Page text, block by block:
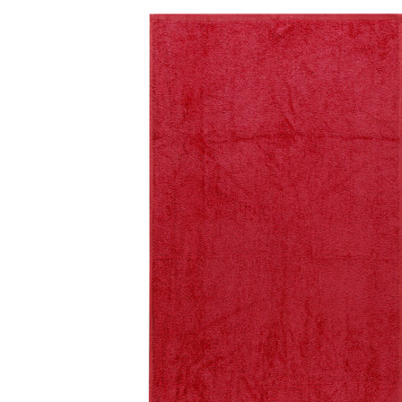
Autodoplnky do interiéru
Koberce do auta
Povinná a odporúčaná výbava
Alkohol testery
Nabíjačky a štartovacie boxy
Biela technika
Klimatizácie
Teplovzdušné ventilátory
Ventilátory
Zvlhčovače a čističky vzduchu
Malé spotrebiče
Kuchynské spotrebiče
Domáce pekárne
Elektrické kuchynské krájače
Fritovacie hrnce
Hriankovače
Kávovary a espressá
Kávovary a príprava kávy
Automatické kávovary
Mlynčeky na kávu
Kuchynské mlynčeky
Kuchynské roboty
Kuchynské váhy
Mixéry